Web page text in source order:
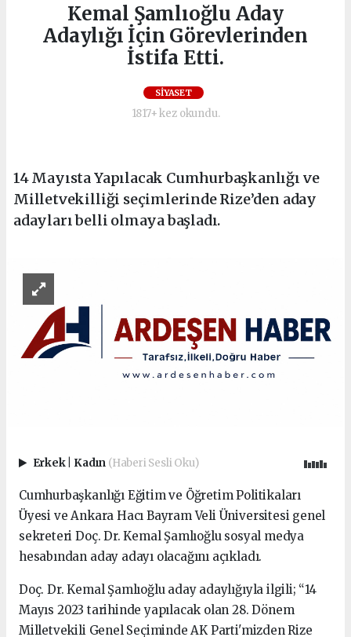
Kemal Şamlıoğlu Aday
Adaylığı İçin Görevlerinden
İstifa Etti.
SİYASET
1817+ kez okundu.
14 Mayısta Yapılacak Cumhurbaşkanlığı ve
Milletvekilliği seçimlerinde Rize’den aday
adayları belli olmaya başladı.
Erkek Kadın (Haberi Sesli Oku)
Cumhurbaşkanlığı Eğitim ve Öğretim Politikaları
Üyesi ve Ankara Hacı Bayram Veli Üniversitesi genel
sekreteri Doç. Dr. Kemal Şamlıoğlu sosyal medya
hesabından aday adayı olacağını açıkladı.
Doç. Dr. Kemal Şamlıoğlu aday adaylığıyla ilgili; “14
Mayıs 2023 tarihinde yapılacak olan 28. Dönem
Milletvekili Genel Seçiminde AK Parti'mizden Rize